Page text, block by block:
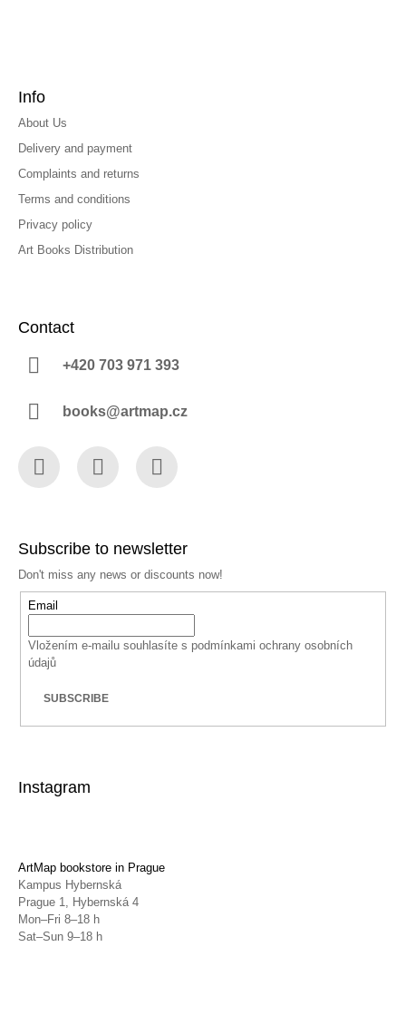
Info
About Us
Delivery and payment
Complaints and returns
Terms and conditions
Privacy policy
Art Books Distribution
Contact
+420 703 971 393
books@artmap.cz
Subscribe to newsletter
Don't miss any news or discounts now!
Email
Vložením e-mailu souhlasíte s podmínkami ochrany osobních
údajů
SUBSCRIBE
Instagram
ArtMap bookstore in Prague
Kampus Hybernská
Prague 1, Hybernská 4
Mon–Fri 8–18 h
Sat–Sun 9–18 h